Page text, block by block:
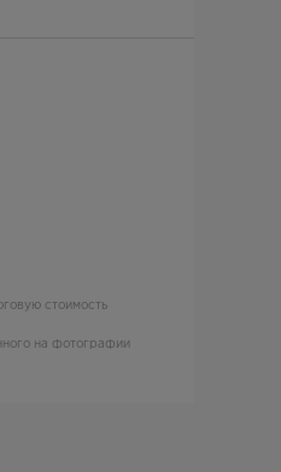
стоимость
на фотографии